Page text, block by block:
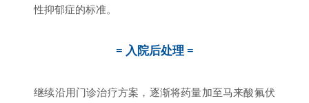
性抑郁症的标准。
= 入院后处理 =
继续沿用门诊治疗方案，逐渐将药量加至马来酸氟伏